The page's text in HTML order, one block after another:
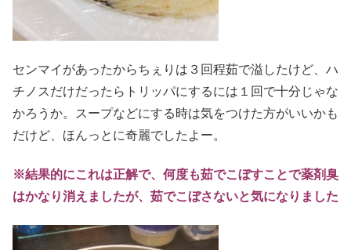
センマイがあったからちぇりは３回程茹で溢したけど、ハ
チノスだけだったらトリッパにするには１回で十分じゃな
かろうか。スープなどにする時は気をつけた方がいいかも
だけど、ほんっとに奇麗でしたよー。
※結果的にこれは正解で、何度も茹でこぼすことで薬剤臭
はかなり消えましたが、茹でこぼさないと気になりました